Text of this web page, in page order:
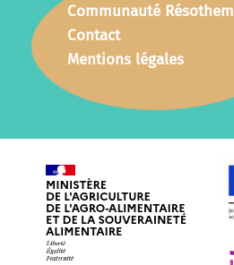
Communauté Résothem
Contact
Mentions légales